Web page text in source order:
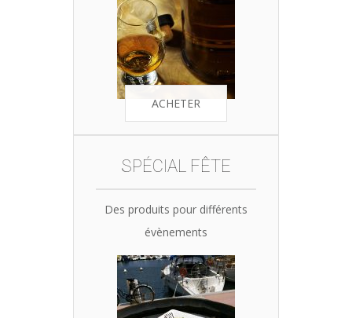
ACHETER
SPÉCIAL FÊTE
Des produits pour différents
évènements